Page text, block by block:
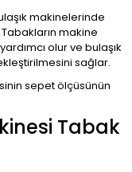
makinelerinde
makine
olur ve bulaşık
sağlar.
sepet ölçüsünün
Tabak